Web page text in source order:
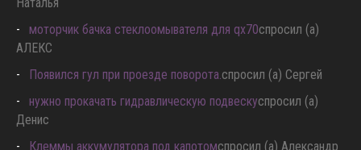
моторчик бачка стеклоомывателя для qx70
спросил (а)
спросил (а) Сергей
нужно прокачать гидравлическую подвеску
спросил (а)